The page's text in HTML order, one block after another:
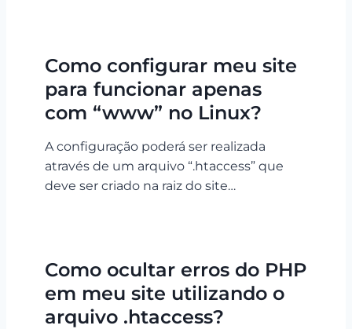
Como configurar meu site
para funcionar apenas
com “www” no Linux?
A configuração poderá ser realizada
através de um arquivo “.htaccess” que
deve ser criado na raiz do site…
Como ocultar erros do PHP
em meu site utilizando o
arquivo .htaccess?